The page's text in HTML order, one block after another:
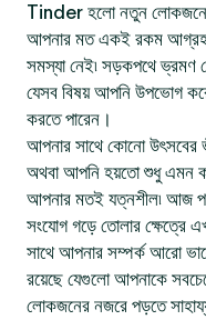
Tinder হলো নতুন লোকজনের
আপনার মত একই রকম আগ্রহ
সমস্যা নেই৷ সড়কপথে ভ্রমণ
যেসব বিষয় আপনি উপভোগ
করতে পারেন।
আপনার সাথে কোনো উৎসবের
অথবা আপনি হয়তো শুধু এমন
আপনার মতই যত্নশীল৷ আজ
সংযোগ গড়ে তোলার ক্ষেত্রে
সাথে আপনার সম্পর্ক আরো
রয়েছে যেগুলো আপনাকে
লোকজনের নজরে পড়তে